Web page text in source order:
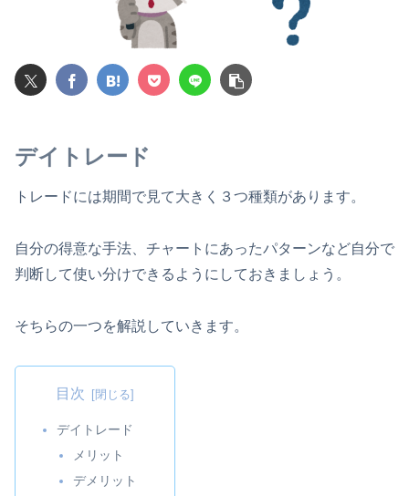
デイトレード
トレードには期間で見て大きく３つ種類があります。
自分の得意な手法、チャートにあったパターンなど自分で
判断して使い分けできるようにしておきましょう。
そちらの一つを解説していきます。
目次
デイトレード
メリット
デメリット